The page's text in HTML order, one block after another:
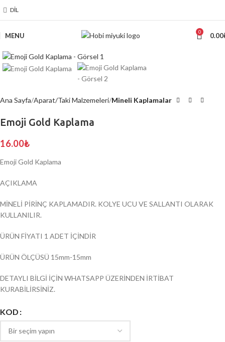
DIL
MENU 0 0.00
Ana Sayfa Aparat/Taki Malzemeleri Mineli Kaplamalar
Emoji Gold Kaplama
16.00₺
Emoji Gold Kaplama
AÇIKLAMA
MİNELİ PİRİNÇ KAPLAMADIR. KOLYE UCU VE SALLANTI OLARAK
KULLANILIR.
ÜRÜN FİYATI 1 ADET İÇİNDİR
ÜRÜN ÖLÇÜSÜ 15mm-15mm
DETAYLI BİLGİ İÇİN WHATSAPP ÜZERİNDEN İRTİBAT
KURABİLİRSİNİZ.
KOD